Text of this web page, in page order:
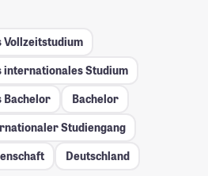
Vollzeitstudium
Studium
Bachelor
Bachelor
Studiengang
Deutschland